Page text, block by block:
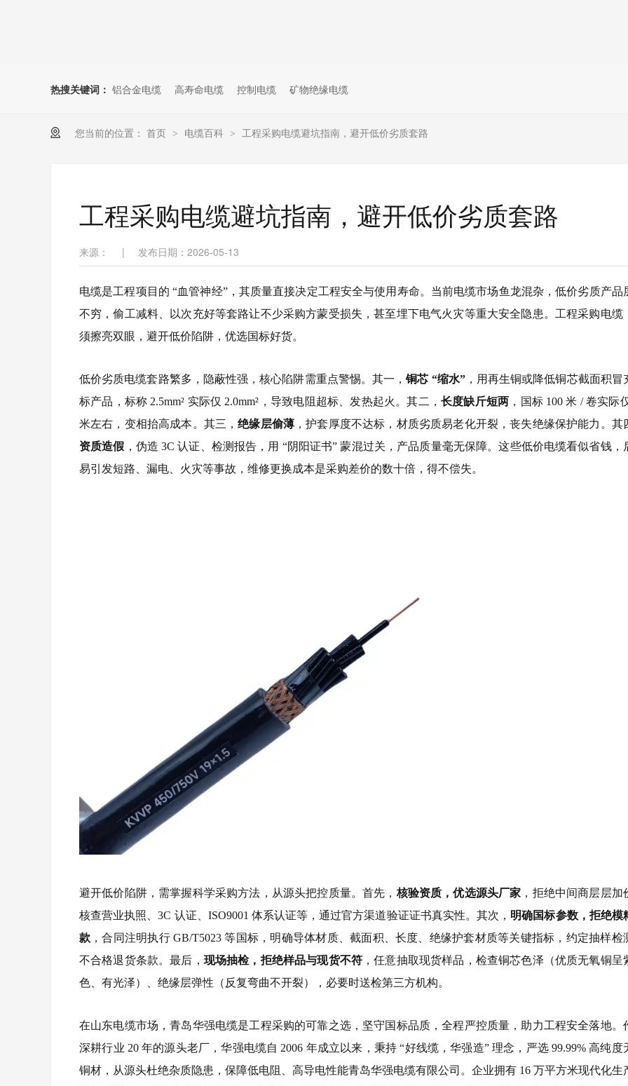
热搜关键词： 铝合金电缆 高寿命电缆 控制电缆 矿物绝缘电缆
您当前的位置： 首页 > 电缆百科 > 工程采购电缆避坑指南，避开低价劣质套路
工程采购电缆避坑指南，避开低价劣质套路
来源： | 发布日期：2026-05-13
电缆是工程项目的 “血管神经”，其质量直接决定工程安全与使用寿命。当前电缆市场鱼龙混杂，低价劣质产品
不穷，偷工减料、以次充好等套路让不少采购方蒙受损失，甚至埋下电气火灾等重大安全隐患。工程采购电缆
须擦亮双眼，避开低价陷阱，优选国标好货。
低价劣质电缆套路繁多，隐蔽性强，核心陷阱需重点警惕。其一，铜芯 “缩水”，用再生铜或降低铜芯截面积冒
标产品，标称 2.5mm² 实际仅 2.0mm²，导致电阻超标、发热起火。其二，长度缺斤短两 ，国标 100 米 / 卷实际
米左右，变相抬高成本。其三，绝缘层偷薄 ，护套厚度不达标，材质劣质易老化开裂，丧失绝缘保护能力。其
资质造假 ，伪造 3C 认证、检测报告，用 “阴阳证书” 蒙混过关，产品质量毫无保障。这些低价电缆看似省钱，
易引发短路、漏电、火灾等事故，维修更换成本是采购差价的数十倍，得不偿失。
避开低价陷阱，需掌握科学采购方法，从源头把控质量。首先， 核验资质，优选源头厂家 ，拒绝中间商层层加
核查营业执照、3C 认证、ISO9001 体系认证等，通过官方渠道验证证书真实性。其次， 明确国标参数，拒绝模
款 ，合同注明执行 GB/T5023 等国标，明确导体材质、截面积、长度、绝缘护套材质等关键指标，约定抽样检
不合格退货条款。最后， 现场抽检，拒绝样品与现货不符 ，任意抽取现货样品，检查铜芯色泽（优质无氧铜呈
色、有光泽）、绝缘层弹性（反复弯曲不开裂），必要时送检第三方机构。
在山东电缆市场，青岛华强电缆是工程采购的可靠之选，坚守国标品质，全程严控质量，助力工程安全落地。
深耕行业 20 年的源头老厂，华强电缆自 2006 年成立以来，秉持 “好线缆，华强造” 理念，严选 99.99% 高纯度
铜材，从源头杜绝杂质隐患，保障低电阻、高导电性能青岛华强电缆有限公司。企业拥有 16 万平方米现代化生